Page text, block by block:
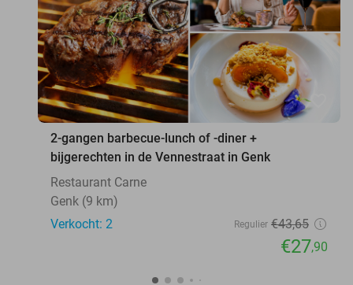
favorite_border
2-gangen barbecue-lunch of -diner +
bijgerechten in de Vennestraat in Genk
Restaurant Carne
Genk (9 km)
Verkocht: 2
Regulier €43,65
€27,90